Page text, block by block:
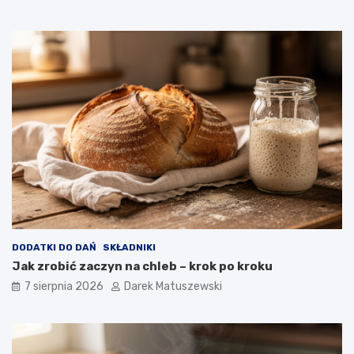
n
a
n
ó
w
y
t
o
w
n
i
a
w
p
ł
y
a
n
a
o
DODATKI DO DAŃ SKŁADNIKI
Jak zrobić zaczyn na chleb – krok po kroku
7 sierpnia 2026 Darek Matuszewski